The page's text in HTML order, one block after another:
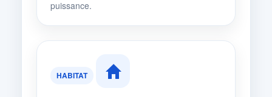
puissance.
HABITAT